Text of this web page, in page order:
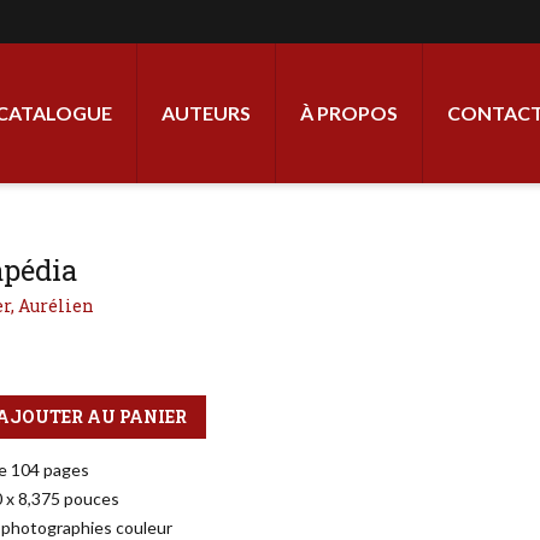
AUTEURS À PROPOS
Aurélien
AU PANIER
104 pages
x 8,375 pouces
couleur